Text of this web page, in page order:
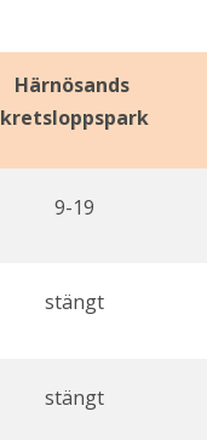
Härnösands
kretsloppspark
9-19
stängt
stängt